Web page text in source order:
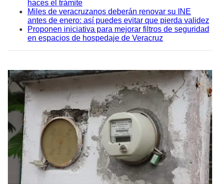
haces el trámite
Miles de veracruzanos deberán renovar su INE
antes de enero: así puedes evitar que pierda validez
Proponen iniciativa para mejorar filtros de seguridad
en espacios de hospedaje de Veracruz